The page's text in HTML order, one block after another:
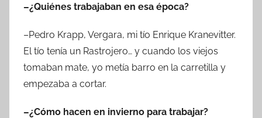
–¿Quiénes trabajaban en esa época?
–Pedro Krapp, Vergara, mi tío Enrique Kranevitter.
El tío tenía un Rastrojero… y cuando los viejos
tomaban mate, yo metía barro en la carretilla y
empezaba a cortar.
–¿Cómo hacen en invierno para trabajar?